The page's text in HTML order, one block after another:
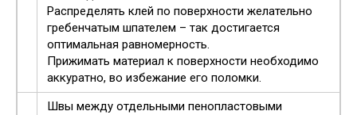
Распределять клей по поверхности желательно
гребенчатым шпателем – так достигается
оптимальная равномерность.
Прижимать материал к поверхности необходимо
аккуратно, во избежание его поломки.
Швы между отдельными пенопластовыми